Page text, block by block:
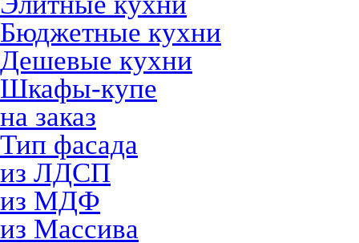
Бюджетные кухни
Дешевые кухни
Шкафы-купе
на заказ
Тип фасада
из ЛДСП
из МДФ
из Массива